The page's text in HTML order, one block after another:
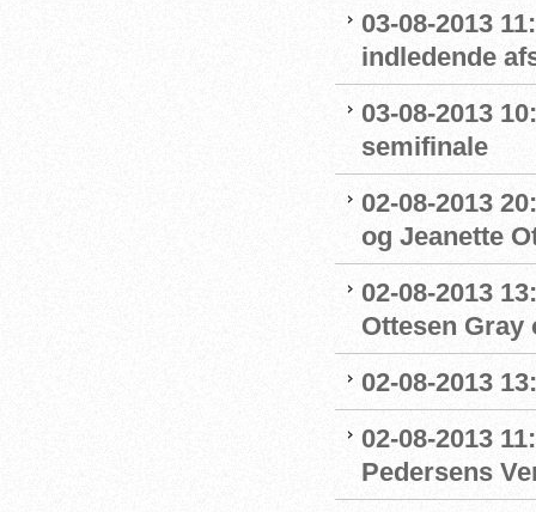
03-08-2013
indledende
03-08-2013
semifinale
02-08-2013
og Jeanette
02-08-2013
Ottesen Gray
02-08-2013
02-08-2013
Pedersens